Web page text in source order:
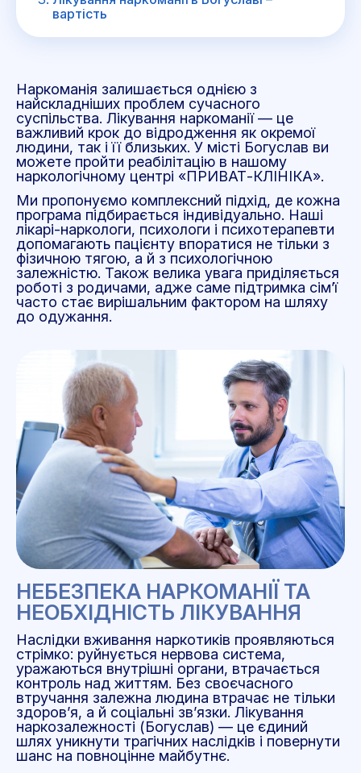
Наркоманія залишається однією з
найскладніших проблем сучасного
суспільства. Лікування наркоманії— це
важливий крок до відродження як окремої
людини, так і її близьких. У місті Богуслав ви
можете пройти реабілітацію в нашому
наркологічному центрі «ПРИВАТ-КЛІНІКА».
Ми пропонуємо комплексний підхід, де кожна
програма підбирається індивідуально. Наші
лікарі-наркологи, психологи і психотерапевти
допомагають пацієнту впоратися не тільки з
фізичною тягою, а й з психологічною
залежністю. Також велика увага приділяється
роботі з родичами, адже саме підтримка сім’ї
часто стає вирішальним фактором на шляху
до одужання.
НЕБЕЗПЕКА НАРКОМАНІЇ ТА
НЕОБХІДНІСТЬ ЛІКУВАННЯ
Наслідки вживання наркотиків проявляються
стрімко: руйнується нервова система,
уражаються внутрішні органи, втрачається
контроль над життям. Без своєчасного
втручання залежна людина втрачає не тільки
здоров’я, а й соціальні зв’язки. Лікування
наркозалежності (Богуслав) — це єдиний
шлях уникнути трагічних наслідків і повернути
шанс на повноцінне майбутнє.
вартість